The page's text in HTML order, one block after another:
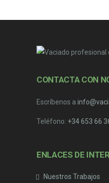
CONTACTA CON
Escríbenos a
Teléfono: +34 653 66
ENLACES DE
Nuestros Trabajos